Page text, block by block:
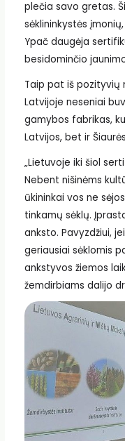
plečia savo gretas.
sėklininkystės
Ypač daugėja
besidominčio
Taip pat iš pozityvių
Latvijoje neseniai
gamybos fabrikas,
Latvijos, bet ir
„Lietuvoje iki šiol
Nebent nišinėms
ūkininkai vos ne
tinkamų sėklų.
anksto. Pavyzdžiui,
geriausiai sėklomis
ankstyvos žiemos
žemdirbiams dalijo